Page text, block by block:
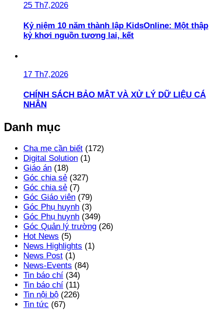
25 Th7,2026
Kỷ niệm 10 năm thành lập KidsOnline: Một thập
kỷ khơi nguồn tương lai, kết
17 Th7,2026
CHÍNH SÁCH BẢO MẬT VÀ XỬ LÝ DỮ LIỆU CÁ
NHÂN
Danh mục
Cha mẹ cần biết (172)
Digital Solution (1)
Giáo án (18)
Góc chia sẻ (327)
Góc chia sẻ (7)
Góc Giáo viên (79)
Góc Phụ huynh (3)
Góc Phụ huynh (349)
Góc Quản lý trường (26)
Hot News (5)
News Highlights (1)
News Post (1)
News-Events (84)
Tin báo chí (34)
Tin báo chí (11)
Tin nội bộ (226)
Tin tức (67)